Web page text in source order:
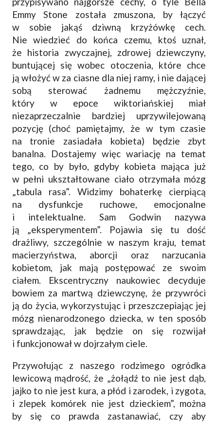
Emmy Stone została zmuszona, by łączyć
w sobie jakąś dziwną krzyżówkę cech.
Nie wiedzieć do końca czemu, ktoś uznał,
że historia zwyczajnej, zdrowej dziewczyny,
buntującej się wobec otoczenia, które chce
ją włożyć w za ciasne dla niej ramy, i nie dającej
sobą sterować żadnemu mężczyźnie,
który w epoce wiktoriańskiej miał
niezaprzeczalnie bardziej uprzywilejowaną
pozycję (choć pamiętajmy, że w tym czasie
na tronie zasiadała kobieta) będzie zbyt
banalna. Dostajemy więc wariację na temat
tego, co by było, gdyby kobieta mająca już
w pełni ukształtowane ciało otrzymała mózg
„tabula rasa”. Widzimy bohaterkę cierpiącą
na dysfunkcje ruchowe, emocjonalne
i intelektualne. Sam Godwin nazywa
ją „eksperymentem”. Pojawia się tu dość
drażliwy, szczególnie w naszym kraju, temat
macierzyństwa, aborcji oraz narzucania
kobietom, jak mają postępować ze swoim
ciałem. Ekscentryczny naukowiec decyduje
bowiem za martwą dziewczynę, że przywróci
ją do życia, wykorzystując i przeszczepiając jej
mózg nienarodzonego dziecka, w ten sposób
sprawdzając, jak będzie on się rozwijał
i funkcjonował w dojrzałym ciele.
Przywołując z naszego rodzimego ogródka
lewicową mądrość, że „żołądź to nie jest dąb,
jajko to nie jest kura, a płód i zarodek, i zygota,
i zlepek komórek nie jest dzieckiem”, można
by się co prawda zastanawiać, czy aby